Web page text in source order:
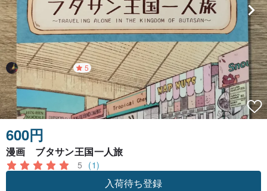
5
600円
漫画 ブタサン王国一人旅
5 (1)
入荷待ち登録